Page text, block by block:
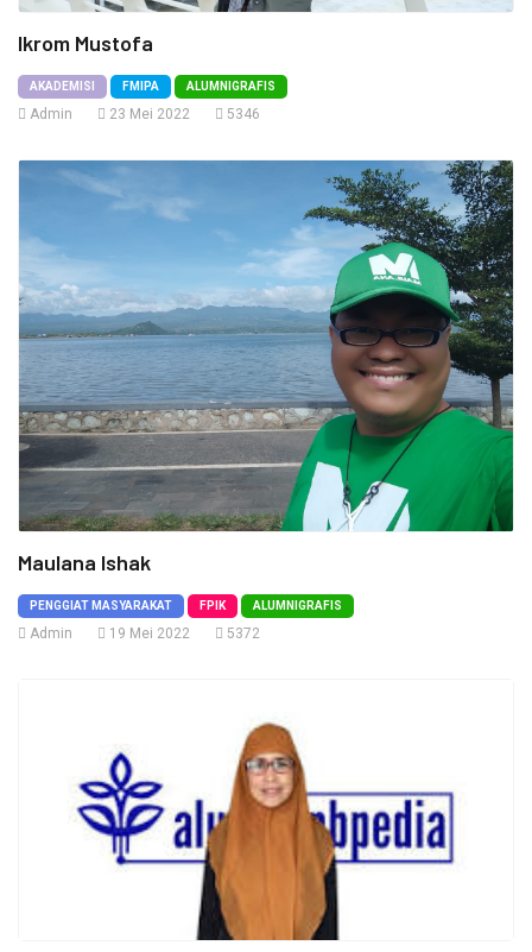
Ikrom Mustofa
AKADEMISI FMIPA ALUMNIGRAFIS
Admin 23 Mei 2022 5346
Maulana Ishak
PENGGIAT MASYARAKAT FPIK ALUMNIGRAFIS
Admin 19 Mei 2022 5372